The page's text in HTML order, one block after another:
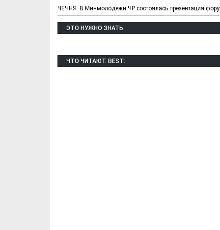
ЧЕЧНЯ. В Минмолодежи ЧР состоялась презентация
ЭТО НУЖНО ЗНАТЬ:
ЧТО ЧИТАЮТ. BEST: